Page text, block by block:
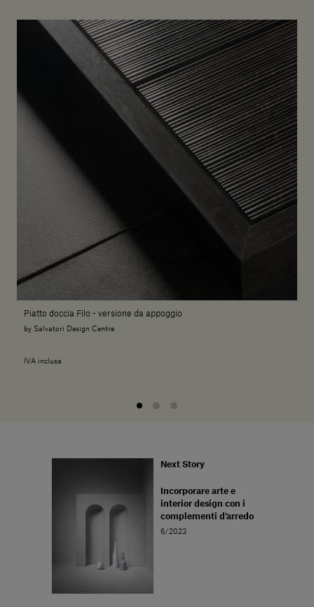
Piatto doccia Filo - versione da appoggio
by Salvatori Design Centre
IVA inclusa
Next Story
Incorporare arte e
interior design con i
complementi d’arredo
6/2023